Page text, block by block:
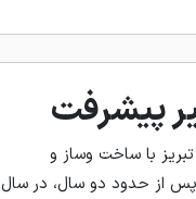
پیشرفت
تبریز با ساخت‌ وساز و
پس از حدود دو سال، در سال